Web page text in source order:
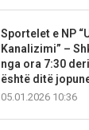
Sportelet e NP
Kanalizimi” –
nga ora 7:30
është ditë
05.01.2026 10:36